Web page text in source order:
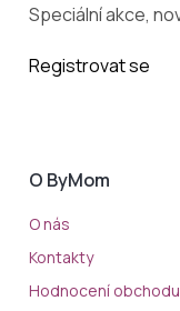
Speciální akce,
Registrovat se
O ByMom
O nás
Kontakty
Hodnocení obchodu